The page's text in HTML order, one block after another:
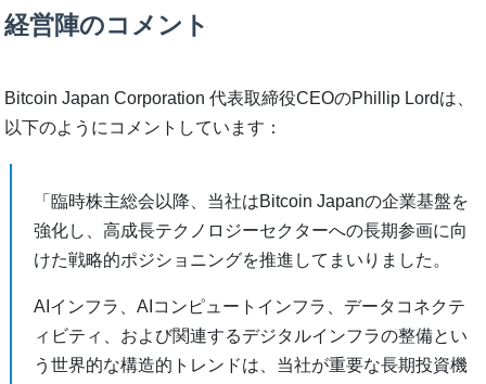
経営陣のコメント
Bitcoin Japan Corporation 代表取締役CEOのPhillip Lordは、
以下のようにコメントしています：
「臨時株主総会以降、当社はBitcoin Japanの企業基盤を
強化し、高成長テクノロジーセクターへの長期参画に向
けた戦略的ポジショニングを推進してまいりました。
AIインフラ、AIコンピュートインフラ、データコネクテ
ィビティ、および関連するデジタルインフラの整備とい
う世界的な構造的トレンドは、当社が重要な長期投資機